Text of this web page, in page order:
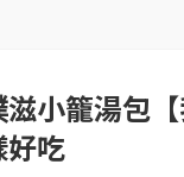
小籠湯包
吃